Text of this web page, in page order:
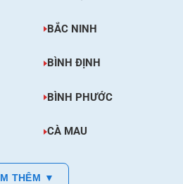
BẮC NINH
BÌNH ĐỊNH
BÌNH PHƯỚC
CÀ MAU
THÊM ▼